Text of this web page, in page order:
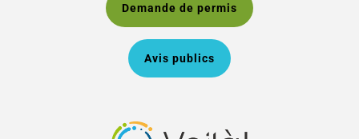
Demande de permis
Avis publics